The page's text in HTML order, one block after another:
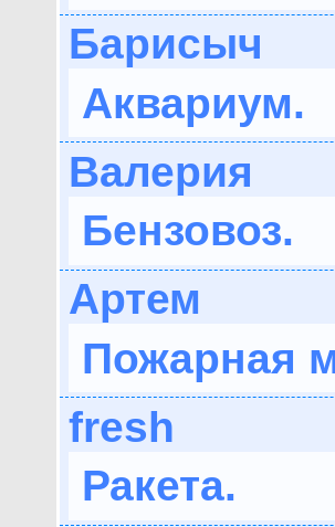
Барисыч
Аквариум.
Валерия
Бензовоз.
Артем
Пожарная
fresh
Ракета.